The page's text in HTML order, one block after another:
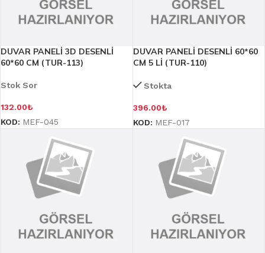
DUVAR PANELİ 3D DESENLİ
60*60 CM (TUR-113)
Stok Sor
132.00₺
KOD: MEF-045
DUVAR PANELİ DESENLİ 60*60
CM 5 Lİ (TUR-110)
Stokta
396.00₺
KOD: MEF-017